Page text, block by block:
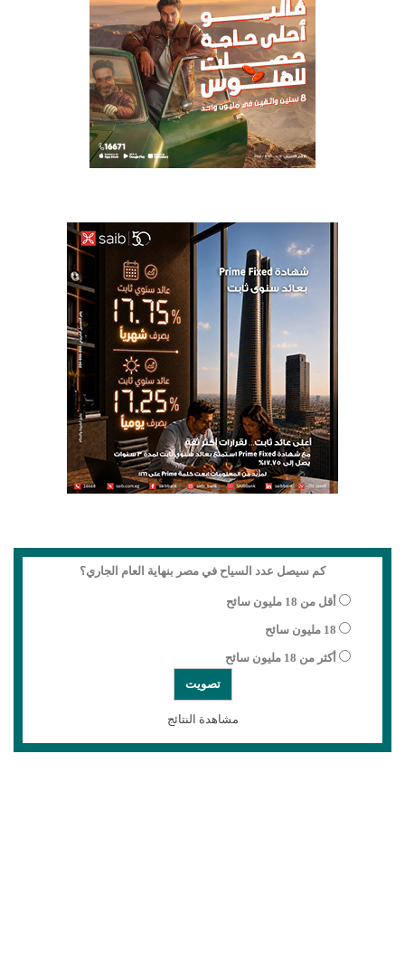
كم سيصل عدد السياح في مصر بنهاية العام الجاري؟
أقل من 18 مليون سائح
18 مليون سائح
أكثر من 18 مليون سائح
مشاهدة النتائج